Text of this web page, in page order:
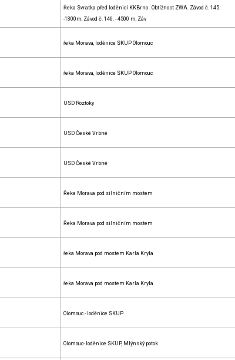
Řeka Svratka před loděnicí KKBrno . Obtížnost ZWA. Závod č. 145.
-1300m, Závod č. 146. - 4500 m, Záv
řeka Morava, loděnice SKUP Olomouc
řeka Morava, loděnice SKUP Olomouc
USD Roztoky
USD České Vrbné
USD České Vrbné
Řeka Morava pod silničním mostem
Řeka Morava pod silničním mostem
řeka Morava pod mostem Karla Kryla
řeka Morava pod mostem Karla Kryla
Olomouc - loděnice SKUP
Olomouc- loděnice SKUP, Mlýnský potok